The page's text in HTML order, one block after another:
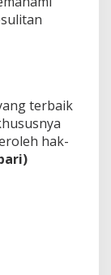
terbaik
hak-